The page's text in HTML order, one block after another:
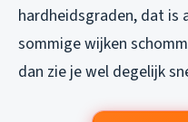
hardheidsgraden, dat is
sommige wijken
dan zie je wel degelijk